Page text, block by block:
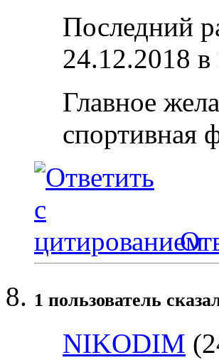
Последний
24.12.2018 в
Главное
спортивная
1 пользователь
NIKODIM